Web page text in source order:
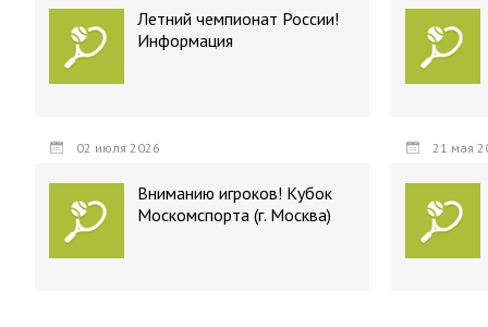
Летний чемпионат России!
Информация
02 июля 2026
Вниманию игроков! Кубок
Москомспорта (г. Москва)
21 мая